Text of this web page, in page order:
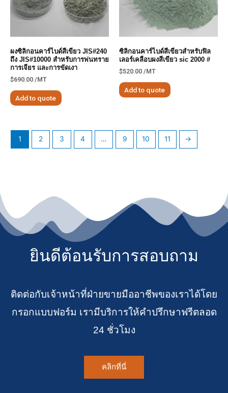
ผงซิลิกอนคาร์ไบด์สีเขียว JIS#240
ถึง JIS#10000 สำหรับการพ่นทราย
การเจียร และการขัดเงา
$690.00 /MT
Add to quote
ซิลิกอนคาร์ไบด์สีเขียวสำหรับฟิล
เลอร์เคลือบผงสีเขียว sic 2000 #
$520.00 /MT
Add to quote
1 2 3 4 … 9 10 11 →
ยินดีต้อนรับการสอบถาม
ติดต่อกับเจ้าหน้าที่ฝ่ายขายมืออาชีพของเราได้โดย
กรอกแบบฟอร์ม เรามีบริการให้คำปรึกษาฟรีตลอด
24 ชั่วโมง
คลิกที่นี่